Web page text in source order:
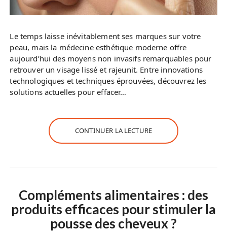
Le temps laisse inévitablement ses marques sur votre
peau, mais la médecine esthétique moderne offre
aujourd’hui des moyens non invasifs remarquables pour
retrouver un visage lissé et rajeunit. Entre innovations
technologiques et techniques éprouvées, découvrez les
solutions actuelles pour effacer…
CONTINUER LA LECTURE
Compléments alimentaires : des
produits efficaces pour stimuler la
pousse des cheveux ?